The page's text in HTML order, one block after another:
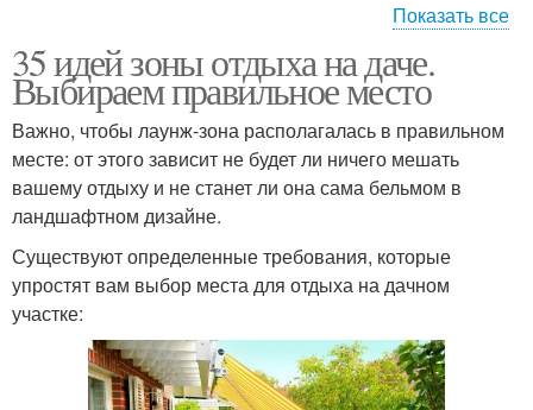
Качели для спокойного
отдыха
отдыха
Отдых с кострищем Навес к бане
Отдых по типам
Показать все
35 идей зоны отдыха на даче.
Выбираем правильное место
Важно, чтобы лаунж-зона располагалась в правильном
месте: от этого зависит не будет ли ничего мешать
вашему отдыху и не станет ли она сама бельмом в
ландшафтном дизайне.
Существуют определенные требования, которые
упростят вам выбор места для отдыха на дачном
участке: